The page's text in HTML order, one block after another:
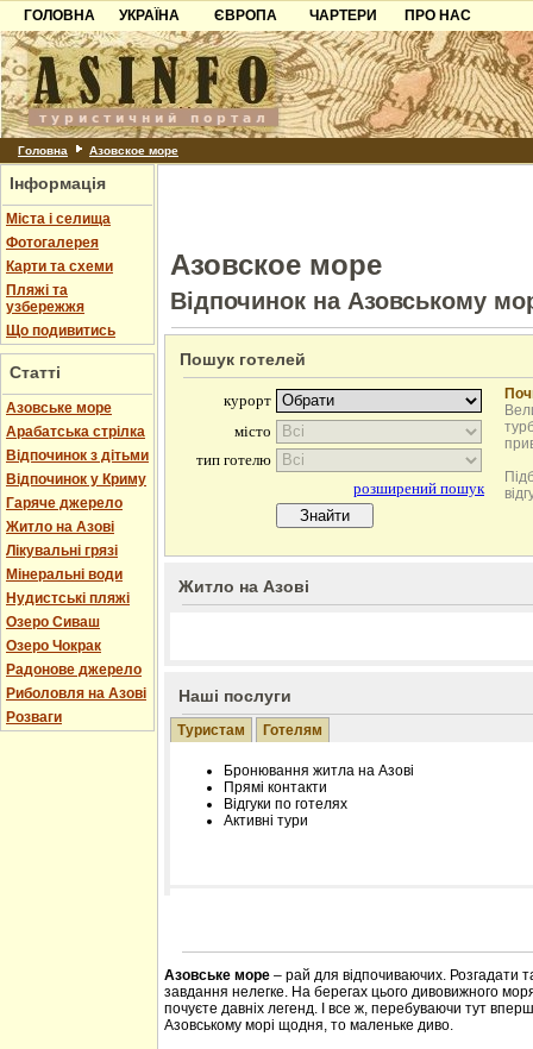
ГОЛОВНА
УКРАЇНА
Карпати
Азов
Причорноморря
Шацьк
ЄВРОПА
Чорногорія
Хорватія
Болгарія
ЧАРТЕРИ
ПРО НАС
Контакти
Партнерам
Додати готель
Головна Азовское море
Інформація
Міста і селища
Фотогалерея
Карти та схеми
Пляжі та
узбережжя
Що подивитись
Статті
Азовське море
Арабатська стрілка
Відпочинок з дітьми
Відпочинок у Криму
Гаряче джерело
Житло на Азові
Лікувальні грязі
Мінеральні води
Нудистські пляжі
Озеро Сиваш
Озеро Чокрак
Радонове джерело
Риболовля на Азові
Розваги
Азовское море
Відпочинок на Азовському
Пошук готелей
Житло на Азові
Наші послуги
Туристам Готелям
Бронювання житла на Азові
Прямі контакти
Відгуки по готелях
Активні тури
Лічільник відвідувачів
Азовське море – рай для відпочиваючих. Розгадати
завдання нелегке. На берегах цього дивовижного
почуєте давніх легенд. І все ж, перебуваючи тут
Азовському морі щодня, то маленьке диво.